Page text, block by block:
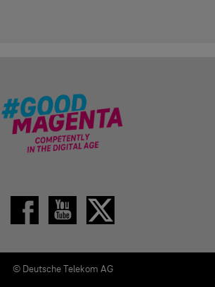
© Deutsche Telekom AG